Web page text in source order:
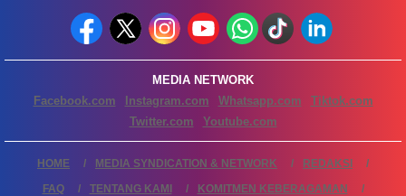
MEDIA NETWORK
Facebook.com
Instagram.com Whatsapp.com
Tiktok.com
Twitter.com
Youtube.com
HOME MEDIA SYNDICATION & NETWORK
REDAKSI
FAQ
TENTANG KAMI
KOMITMEN KEBERAGAMAN